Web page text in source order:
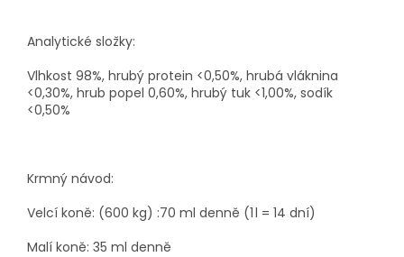
Analytické složky:
Vlhkost 98%, hrubý protein <0,50%, hrubá vláknina
<0,30%, hrub popel 0,60%, hrubý tuk <1,00%, sodík
<0,50%
Krmný návod:
Velcí koně: (600 kg) :70 ml denně (1 l = 14 dní)
Malí koně: 35 ml denně